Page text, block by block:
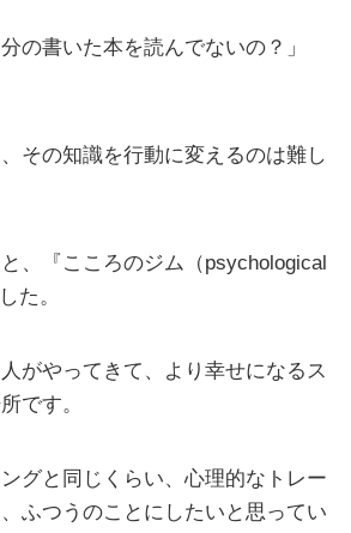
の書いた本を読んでないの？」
その知識を行動に変えるのは難し
、『こころのジム（psychological
た。
がやってきて、より幸せになるス
です。
グと同じくらい、心理的なトレー
ふつうのことにしたいと思ってい